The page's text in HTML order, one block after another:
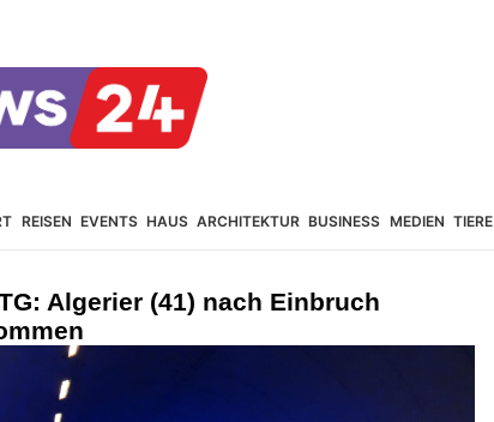
REISEN EVENTS HAUS ARCHITEKTUR BUSINESS MEDIEN TIERE
Algerier (41) nach Einbruch